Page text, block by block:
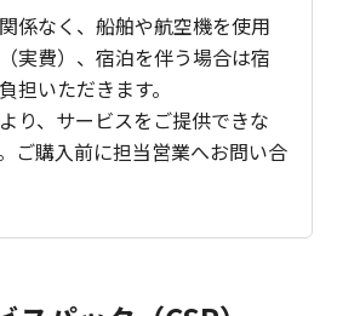
係なく、船舶や航空機を使用
実費）、宿泊を伴う場合は宿
担いただきます。
り、サービスをご提供できな
ご購入前に担当営業へお問い合